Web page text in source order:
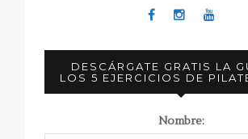
DESCÁRGATE GRATIS LA
LOS 5 EJERCICIOS DE
Nombre: